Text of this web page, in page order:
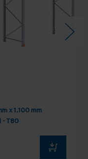
x 1.100 mm
- T80